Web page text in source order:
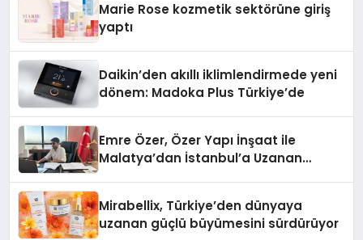
Marie Rose kozmetik sektörüne giriş
yaptı
Daikin’den akıllı iklimlendirmede yeni
dönem: Madoka Plus Türkiye’de
Emre Özer, Özer Yapı İnşaat ile
Malatya’dan İstanbul’a Uzanan
Mirabellix, Türkiye’den dünyaya
uzanan güçlü büyümesini sürdürüyor